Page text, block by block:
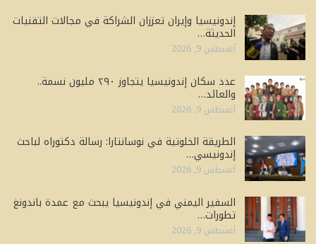
إندونيسيا وإيران تعززان الشراكة في مجالات التقنيات
الحديثة…
أغسطس 9, 2026
عدد سكان إندونيسيا يتجاوز ٢٩٠ مليون نسمة..
والعائد…
أغسطس 9, 2026
الطريقة الخلوتية في نوسانتارا: رسالة دكتوراه لباحث
إندونيسي…
أغسطس 9, 2026
السفير اليمني في إندونيسيا يبحث مع عمدة باندونغ
تطورات…
أغسطس 9, 2026